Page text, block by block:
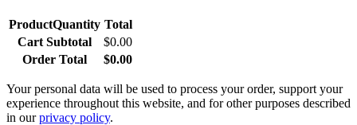
ProductQuantity Total
Cart Subtotal
$0.00
Order Total
$0.00
Your personal data will be used to process your order, support your
experience throughout this website, and for other purposes described
in ourprivacy policy.